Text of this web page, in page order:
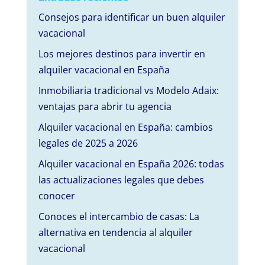
Consejos para identificar un buen alquiler
vacacional
Los mejores destinos para invertir en
alquiler vacacional en España
Inmobiliaria tradicional vs Modelo Adaix:
ventajas para abrir tu agencia
Alquiler vacacional en España: cambios
legales de 2025 a 2026
Alquiler vacacional en España 2026: todas
las actualizaciones legales que debes
conocer
Conoces el intercambio de casas: La
alternativa en tendencia al alquiler
vacacional